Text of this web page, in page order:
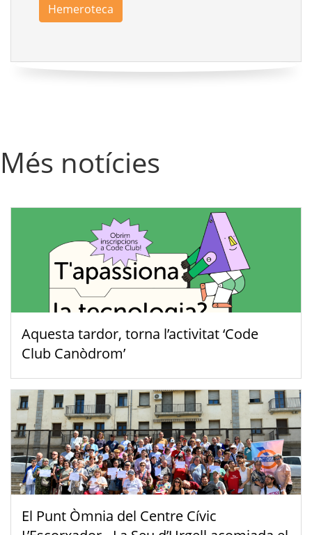
Hemeroteca
Més notícies
Aquesta tardor, torna l’activitat ‘Code
Club Canòdrom’
El Punt Òmnia del Centre Cívic